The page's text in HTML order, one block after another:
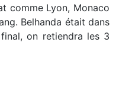
comme Lyon, Monaco
Belhanda était dans
on retiendra les 3